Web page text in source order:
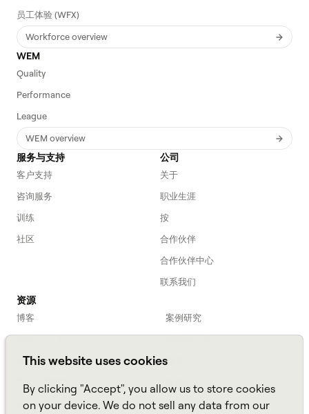
This website uses cookies
By clicking "Accept", you allow us to store cookies
on your device. We do not sell any data from our
员工体验 (WFX)
Workforce overview
WEM
Quality
Performance
League
WEM overview
服务与支持
客户支持
咨询服务
训练
社区
公司
关于
职业生涯
按
合作伙伴
合作伙伴中心
联系我们
资源
博客
案例研究
劳动力入门
Webinars
播客
常见问题解答
亚马逊连接
TCO Calculator